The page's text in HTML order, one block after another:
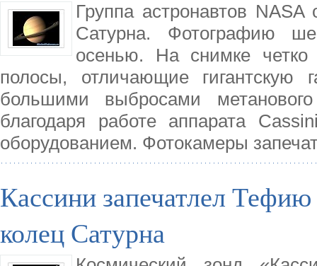
Группа астронавтов
Сатурна. Фотографию
осенью. На снимке
полосы, отличающие гигантскую
большими выбросами
благодаря работе аппарата
оборудованием. Фотокамеры
Кассини запечатлел
колец Сатурна